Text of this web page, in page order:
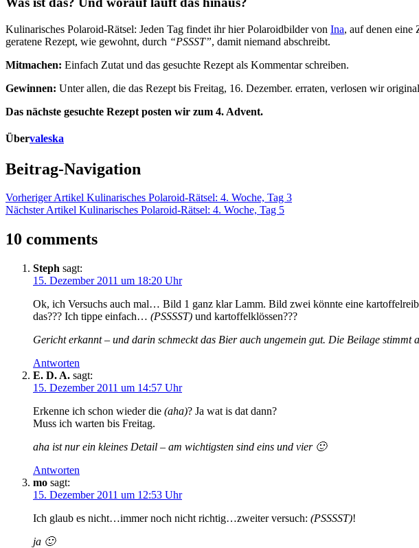
Kulinarisches Polaroid-Rätsel: Jeden Tag findet ihr hier Polaroidbilder von Ina, auf denen eine
geratene Rezept, wie gewohnt, durch “PSSST”, damit niemand abschreibt.
Mitmachen: Einfach Zutat und das gesuchte Rezept als Kommentar schreiben.
Gewinnen: Unter allen, die das Rezept bis Freitag, 16. Dezember. erraten, verlosen wir
Das nächste gesuchte Rezept posten wir zum 4. Advent.
Übervaleska
Beitrag-Navigation
Vorheriger Artikel Kulinarisches Polaroid-Rätsel: 4. Woche, Tag 3
Nächster Artikel Kulinarisches Polaroid-Rätsel: 4. Woche, Tag 5
10 comments
Steph sagt:
15. Dezember 2011 um 18:20 Uhr
Ok, ich Versuchs auch mal… Bild 1 ganz klar Lamm. Bild zwei könnte eine
das??? Ich tippe einfach… (PSSSST) und kartoffelklössen???
Gericht erkannt – und darin schmeckt das Bier auch ungemein gut. Die Beilage stimmt
Antworten
E. D. A. sagt:
15. Dezember 2011 um 14:57 Uhr
Erkenne ich schon wieder die (aha)? Ja wat is dat dann?
Muss ich warten bis Freitag.
aha ist nur ein kleines Detail – am wichtigsten sind eins und vier 🙂
Antworten
mo sagt:
15. Dezember 2011 um 12:53 Uhr
Ich glaub es nicht…immer noch nicht richtig…zweiter versuch: (PSSSST)!
ja 🙂